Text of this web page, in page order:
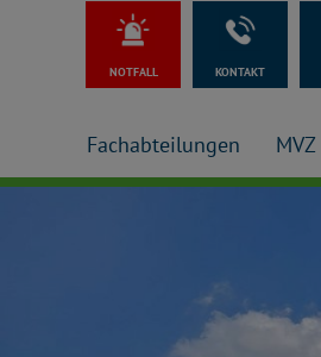
NOTFALL KONTAKT
Fachabteilungen MVZ